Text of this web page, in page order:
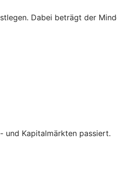
Dabei beträgt der
und Kapitalmärkten passiert.